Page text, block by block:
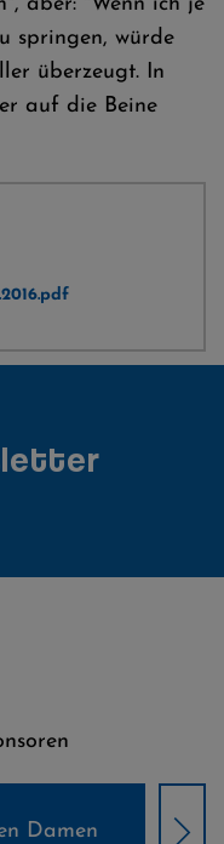
springen, würde
überzeugt. In
auf die Beine